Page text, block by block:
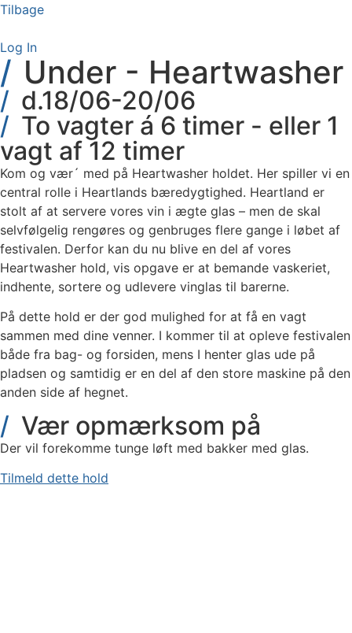
Videre
indhold
Tilbage
Log In
Under - Heartwasher
d.18/06-20/06
To vagter á 6 timer - eller 1
vagt af 12 timer
Kom og vær´ med på Heartwasher holdet. Her spiller vi en
central rolle i Heartlands bæredygtighed. Heartland er
stolt af at servere vores vin i ægte glas – men de skal
selvfølgelig rengøres og genbruges flere gange i løbet af
festivalen. Derfor kan du nu blive en del af vores
Heartwasher hold, vis opgave er at bemande vaskeriet,
indhente, sortere og udlevere vinglas til barerne.
På dette hold er der god mulighed for at få en vagt
sammen med dine venner. I kommer til at opleve festivalen
både fra bag- og forsiden, mens I henter glas ude på
pladsen og samtidig er en del af den store maskine på den
anden side af hegnet.
Vær opmærksom på
Der vil forekomme tunge løft med bakker med glas.
Tilmeld dette hold